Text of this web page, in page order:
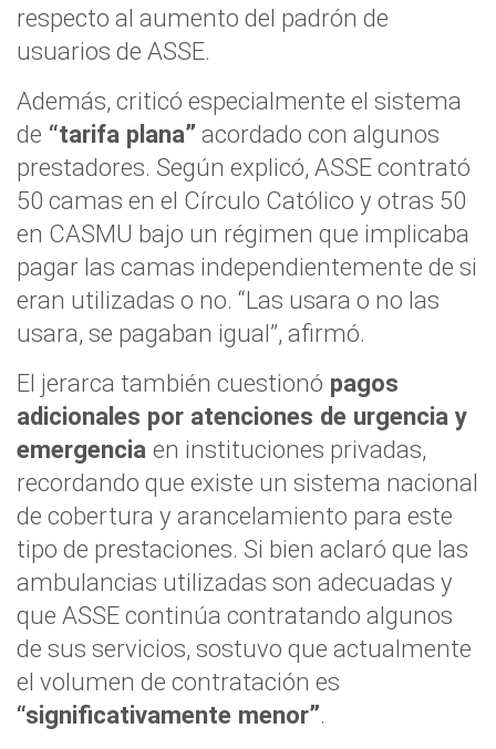
respecto al aumento del padrón de
usuarios de ASSE.
Además, criticó especialmente el sistema
de “tarifa plana” acordado con algunos
prestadores. Según explicó, ASSE contrató
50 camas en el Círculo Católico y otras 50
en CASMU bajo un régimen que implicaba
pagar las camas independientemente de si
eran utilizadas o no. “Las usara o no las
usara, se pagaban igual”, afirmó.
El jerarca también cuestionó pagos
adicionales por atenciones de urgencia y
emergencia en instituciones privadas,
recordando que existe un sistema nacional
de cobertura y arancelamiento para este
tipo de prestaciones. Si bien aclaró que las
ambulancias utilizadas son adecuadas y
que ASSE continúa contratando algunos
de sus servicios, sostuvo que actualmente
el volumen de contratación es
“significativamente menor”.